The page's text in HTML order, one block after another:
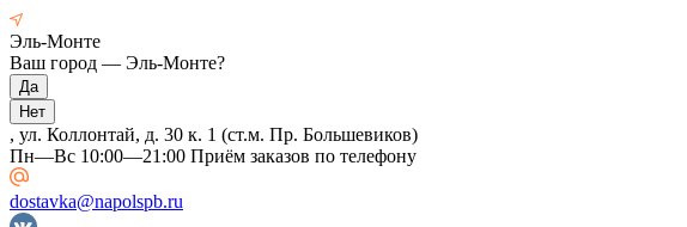
Эль-Монте
Ваш город — Эль-Монте?
, ул. Коллонтай, д. 30 к. 1 (ст.м. Пр. Большевиков)
Пн—Вс 10:00—21:00 Приём заказов по телефону
dostavka@napolspb.ru